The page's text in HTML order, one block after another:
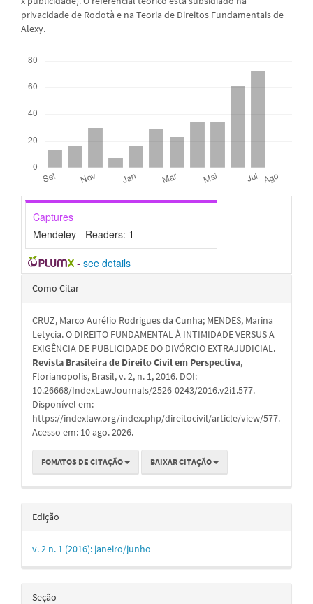
privacidade de Rodotà e na Teoria de Direitos Fundamentais de
Alexy.
Captures
Mendeley - Readers: 1
- see details
Detalhes
artigo
Como Citar
CRUZ, Marco Aurélio Rodrigues da Cunha; MENDES, Marina
Letycia. O DIREITO FUNDAMENTAL À INTIMIDADE VERSUS A
EXIGÊNCIA DE PUBLICIDADE DO DIVÓRCIO EXTRAJUDICIAL.
Revista Brasileira de Direito Civil em Perspectiva,
Florianopolis, Brasil, v. 2, n. 1, 2016. DOI:
10.26668/IndexLawJournals/2526-0243/2016.v2i1.577.
Disponível em:
https://indexlaw.org/index.php/direitocivil/article/view/577.
Acesso em: 10 ago. 2026.
FOMATOS DE CITAÇÃO BAIXAR CITAÇÃO
Edição
v. 2 n. 1 (2016): janeiro/junho
Seção